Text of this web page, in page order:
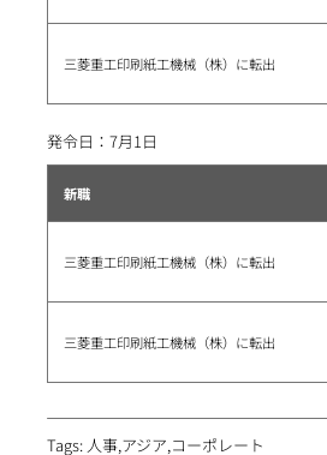
三菱重工印刷紙工機械（株）に転出
発令日：7月1日
新職
三菱重工印刷紙工機械（株）に転出
三菱重工印刷紙工機械（株）に転出
Tags: 人事,アジア,コーポレート